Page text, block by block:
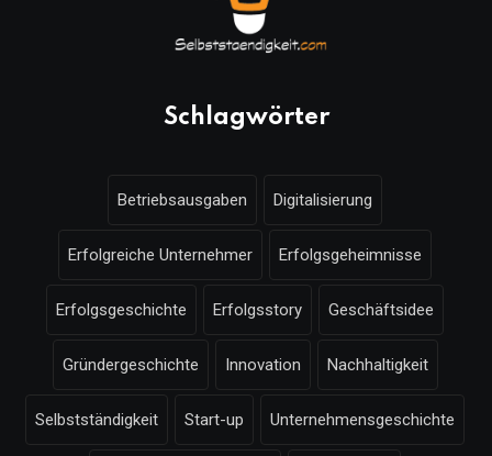
Schlagwörter
Betriebsausgaben Digitalisierung
Erfolgreiche Unternehmer Erfolgsgeheimnisse
Erfolgsgeschichte Erfolgsstory Geschäftsidee
Gründergeschichte Innovation Nachhaltigkeit
Selbstständigkeit Start-up Unternehmensgeschichte